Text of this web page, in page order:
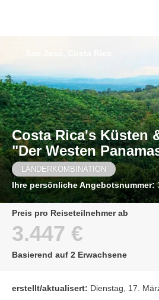
Costa Rica's Küsten
"Der Westen
LÄNDERKOMBINATION
Ihre persönliche Angebotsnummer:
Preis pro Reiseteilnehmer ab
3.447 €
Basierend auf 2 Erwachsene
erstellt/aktualisert: Dienstag, 17.